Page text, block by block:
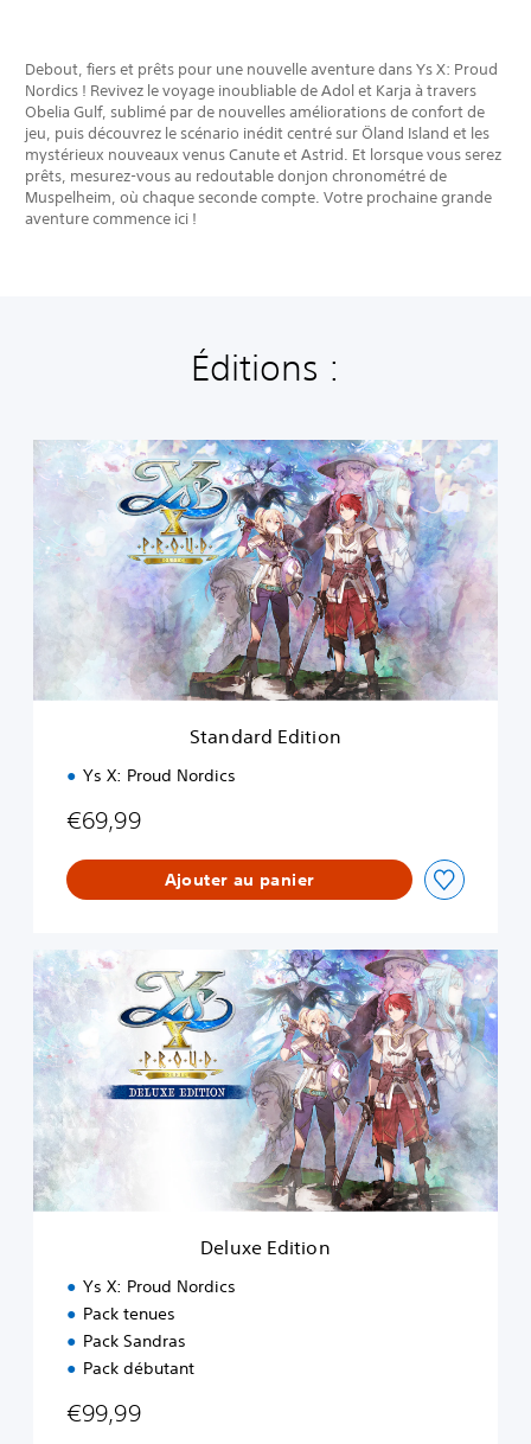
Debout, fiers et prêts pour une nouvelle aventure dans Ys X: Proud
Nordics ! Revivez le voyage inoubliable de Adol et Karja à travers
Obelia Gulf, sublimé par de nouvelles améliorations de confort de
jeu, puis découvrez le scénario inédit centré sur Öland Island et les
mystérieux nouveaux venus Canute et Astrid. Et lorsque vous serez
prêts, mesurez-vous au redoutable donjon chronométré de
Muspelheim, où chaque seconde compte. Votre prochaine grande
aventure commence ici !
Éditions :
S
t
n
d
a
t
Standard Edition
Ys X: Proud Nordics
€69,99
Ajouter au panier
D
e
l
u
x
e
E
i
t
i
o
Deluxe Edition
Ys X: Proud Nordics
Pack tenues
Pack Sandras
Pack débutant
€99,99